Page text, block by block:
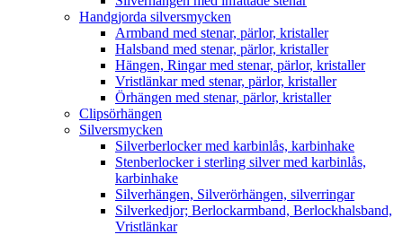
Handgjorda silversmycken
Armband med stenar, pärlor, kristaller
Halsband med stenar, pärlor, kristaller
Hängen, Ringar med stenar, pärlor, kristaller
Vristlänkar med stenar, pärlor, kristaller
Örhängen med stenar, pärlor, kristaller
Clipsörhängen
Silversmycken
Silverberlocker med karbinlås, karbinhake
Stenberlocker i sterling silver med karbinlås,
karbinhake
Silverhängen, Silverörhängen, silverringar
Silverkedjor; Berlockarmband, Berlockhalsband,
Vristlänkar